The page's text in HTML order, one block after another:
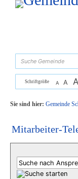
Zum Inhalt, zur Navigation
Schriftgröße A A A
Sie sind hier: Gemeinde
Mitarbeiter-